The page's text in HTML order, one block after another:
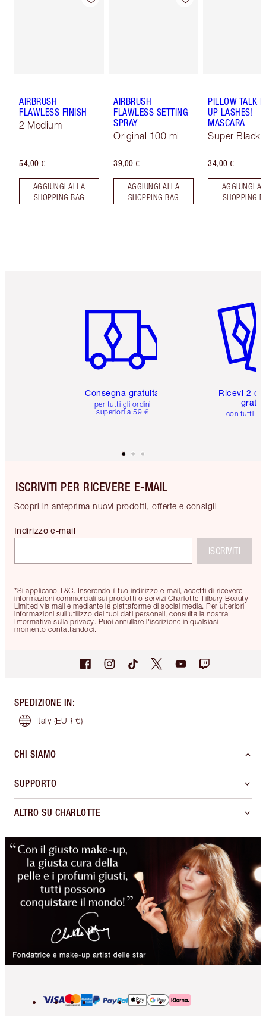
AIRBRUSH
FLAWLESS FINISH
2 Medium
54,00 €
AGGIUNGI ALLA
SHOPPING BAG
AIRBRUSH
FLAWLESS SETTING
SPRAY
Original 100 ml
39,00 €
AGGIUNGI ALLA
SHOPPING BAG
PILLOW TALK
UP LASHES!
MASCARA
Super Black
34,00 €
AGGIUNGI
SHOPPING
Consegna gratuita
per tutti gli ordini
superiori a 59 €
Ricevi 2
con tutti gli
ISCRIVITI PER RICEVERE E-MAIL
Scopri in anteprima nuovi prodotti, offerte e consigli
*Si applicano T&C. Inserendo il tuo indirizzo e-mail, accetti di ricevere
informazioni commerciali sui prodotti o servizi Charlotte Tilbury Beauty
Limited via mail e mediante le piattaforme di social media. Per ulteriori
informazioni sull'utilizzo dei tuoi dati personali, consulta la nostra
Informativa sulla privacy. Puoi annullare l'iscrizione in qualsiasi
momento contattandoci.
Indirizzo e-mail
ISCRIVITI
SPEDIZIONE IN:
Italy (EUR €)
CHI SIAMO
SUPPORTO
ALTRO SU CHARLOTTE